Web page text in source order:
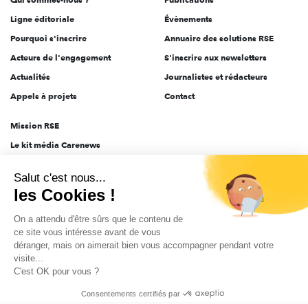
Ligne éditoriale
Pourquoi s'inscrire
Acteurs de l'engagement
Actualités
Appels à projets
Évènements
Annuaire des solutions RSE
S'inscrire aux newsletters
Journalistes et rédacteurs
Contact
Mission RSE
Le kit média Carenews
AEF info
Novethic
PRODURABLE
Inclusiv Day
Données personnelles Mentions légales 2025-2026 Tout droits réservés
Salut c'est nous...
les Cookies !
On a attendu d'être sûrs que le contenu de
ce site vous intéresse avant de vous
déranger, mais on aimerait bien vous accompagner pendant votre
visite...
C'est OK pour vous ?
Consentements certifiés par